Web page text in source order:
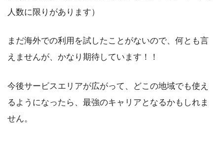
人数に限りがあります）
まだ海外での利用を試したことがないので、何とも言
えませんが、かなり期待しています！！
今後サービスエリアが広がって、どこの地域でも使え
るようになったら、最強のキャリアとなるかもしれま
せん。